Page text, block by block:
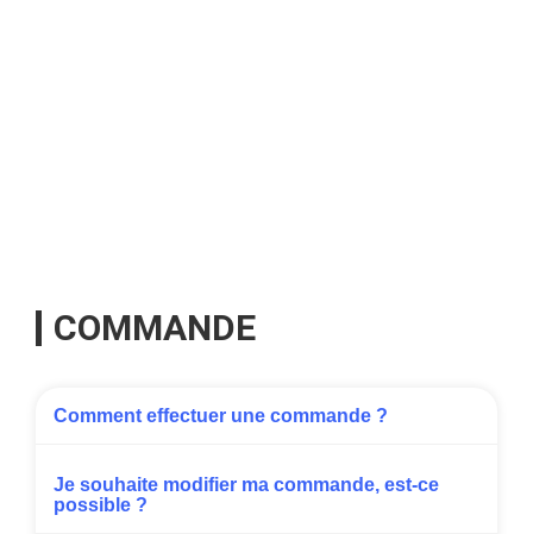
COMMANDE
Comment effectuer une commande ?
Je souhaite modifier ma commande, est-ce
possible ?